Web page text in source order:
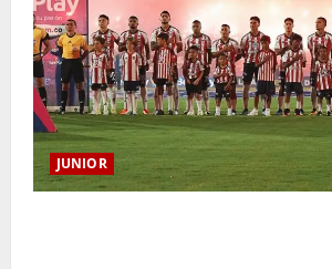
JUNIOR